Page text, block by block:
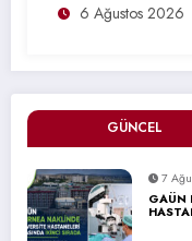
GÜNCEL
7
GAÜN
6 Ağustos 2026